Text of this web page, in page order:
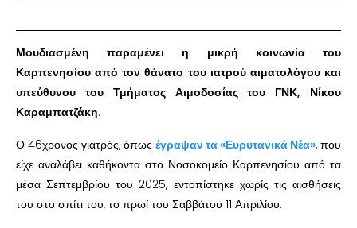
Μουδιασμένη παραμένει η μικρή κοινωνία του
Καρπενησίου από τον θάνατο του ιατρού αιματολόγου και
υπεύθυνου του Τμήματος Αιμοδοσίας του ΓΝΚ, Νίκου
Καραμπατζάκη.
Ο 46χρονος γιατρός, όπως έγραψαν τα «Ευρυτανικά Νέα», που
είχε αναλάβει καθήκοντα στο Νοσοκομείο Καρπενησίου από τα
μέσα Σεπτεμβρίου του 2025, εντοπίστηκε χωρίς τις αισθήσεις
του στο σπίτι του, το πρωί του Σαββάτου 11 Απριλίου.